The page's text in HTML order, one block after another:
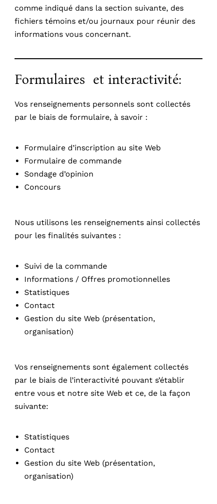
comme indiqué dans la section suivante, des
fichiers témoins et/ou journaux pour réunir des
informations vous concernant.
Formulaires et interactivité:
Vos renseignements personnels sont collectés
par le biais de formulaire, à savoir :
Formulaire d’inscription au site Web
Formulaire de commande
Sondage d’opinion
Concours
Nous utilisons les renseignements ainsi collectés
pour les finalités suivantes :
Suivi de la commande
Informations / Offres promotionnelles
Statistiques
Contact
Gestion du site Web (présentation,
organisation)
Vos renseignements sont également collectés
par le biais de l’interactivité pouvant s’établir
entre vous et notre site Web et ce, de la façon
suivante:
Statistiques
Contact
Gestion du site Web (présentation,
organisation)